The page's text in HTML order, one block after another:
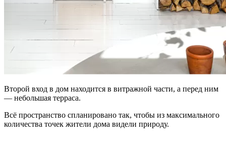
Второй вход в дом находится в витражной части, а перед ним
— небольшая терраса.
Всё пространство спланировано так, чтобы из максимального
количества точек жители дома видели природу.